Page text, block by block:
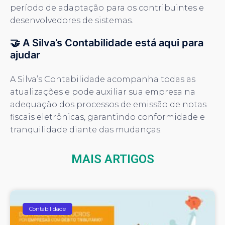
período de adaptação para os contribuintes e
desenvolvedores de sistemas.
🤝 A Silva’s Contabilidade está aqui para
ajudar
A Silva’s Contabilidade acompanha todas as
atualizações e pode auxiliar sua empresa na
adequação dos processos de emissão de notas
fiscais eletrônicas, garantindo conformidade e
tranquilidade diante das mudanças.
MAIS ARTIGOS
Contabilidade